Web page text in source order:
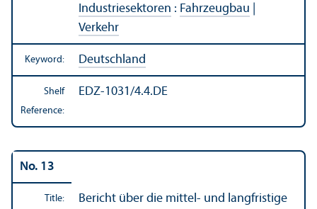
Industriesektoren : Fahrzeugbau
Verkehr
Keyword: Deutschland
Shelf
Reference:
EDZ-1031/4.4.DE
No. 13
Title:
Bericht über die mittel- und langfristige